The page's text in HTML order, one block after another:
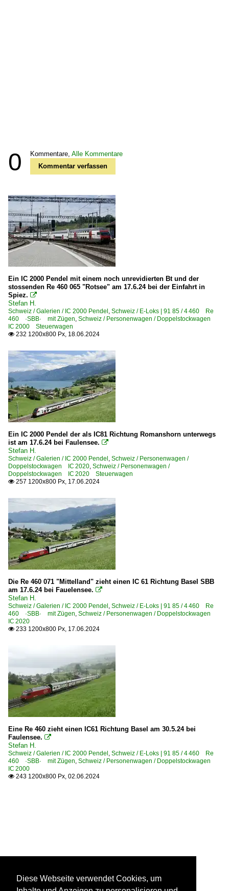
0 Kommentare, Alle Kommentare
Kommentar verfassen
Ein IC 2000 Pendel mit einem noch unrevidierten Bt und der
stossenden Re 460 065 "Rotsee" am 17.6.24 bei der Einfahrt in
Spiez. 
Stefan H.
Schweiz / Galerien / IC 2000 Pendel, Schweiz / E-Loks | 91 85 / 4 460 Re
460 ·SBB· mit Zügen, Schweiz / Personenwagen / Doppelstockwagen
IC 2000 Steuerwagen
 232 1200x800 Px, 18.06.2024
Ein IC 2000 Pendel der als IC81 Richtung Romanshorn unterwegs
ist am 17.6.24 bei Faulensee. 
Stefan H.
Schweiz / Galerien / IC 2000 Pendel, Schweiz / Personenwagen /
Doppelstockwagen IC 2020, Schweiz / Personenwagen /
Doppelstockwagen IC 2020 Steuerwagen
 257 1200x800 Px, 17.06.2024
Die Re 460 071 "Mittelland" zieht einen IC 61 Richtung Basel SBB
am 17.6.24 bei Fauelensee. 
Stefan H.
Schweiz / Galerien / IC 2000 Pendel, Schweiz / E-Loks | 91 85 / 4 460 Re
460 ·SBB· mit Zügen, Schweiz / Personenwagen / Doppelstockwagen
IC 2020
 233 1200x800 Px, 17.06.2024
Eine Re 460 zieht einen IC61 Richtung Basel am 30.5.24 bei
Faulensee. 
Stefan H.
Schweiz / Galerien / IC 2000 Pendel, Schweiz / E-Loks | 91 85 / 4 460 Re
460 ·SBB· mit Zügen, Schweiz / Personenwagen / Doppelstockwagen
IC 2000
 243 1200x800 Px, 02.06.2024
Diese Webseite verwendet Cookies, um